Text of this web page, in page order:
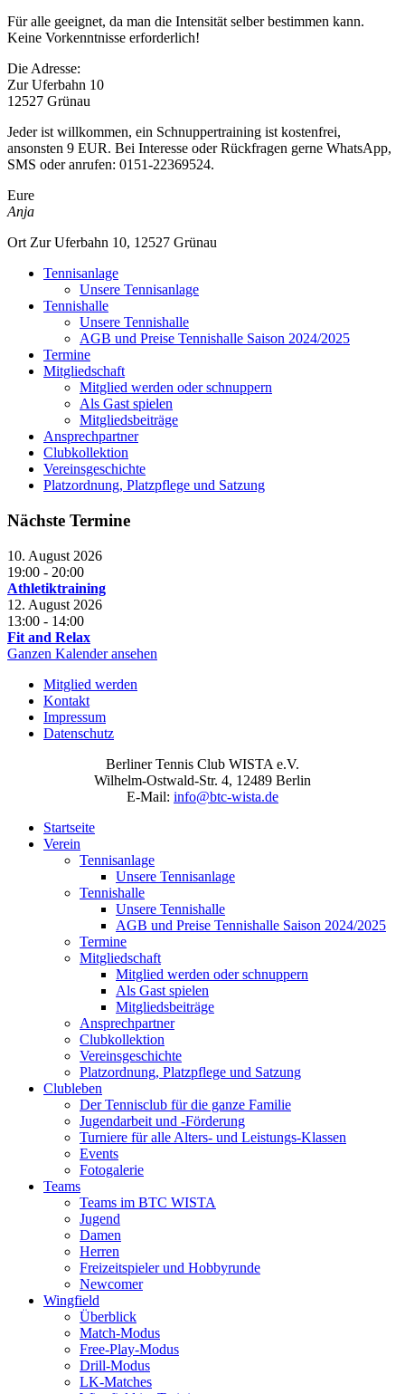
Für alle geeignet, da man die Intensität selber bestimmen kann.
Keine Vorkenntnisse erforderlich!
Die Adresse:
Zur Uferbahn 10
12527 Grünau
Jeder ist willkommen, ein Schnuppertraining ist kostenfrei,
ansonsten 9 EUR. Bei Interesse oder Rückfragen gerne WhatsApp,
SMS oder anrufen: 0151-22369524.
Eure
Anja
Ort Zur Uferbahn 10, 12527 Grünau
Tennisanlage
Unsere Tennisanlage
Tennishalle
Unsere Tennishalle
AGB und Preise Tennishalle Saison 2024/2025
Termine
Mitgliedschaft
Mitglied werden oder schnuppern
Als Gast spielen
Mitgliedsbeiträge
Ansprechpartner
Clubkollektion
Vereinsgeschichte
Platzordnung, Platzpflege und Satzung
Nächste Termine
10. August 2026
19:00 - 20:00
Athletiktraining
12. August 2026
13:00 - 14:00
Fit and Relax
Ganzen Kalender ansehen
Mitglied werden
Kontakt
Impressum
Datenschutz
Berliner Tennis Club WISTA e.V.
Wilhelm-Ostwald-Str. 4, 12489 Berlin
E-Mail: info@btc-wista.de
Startseite
Verein
Tennisanlage
Unsere Tennisanlage
Tennishalle
Unsere Tennishalle
AGB und Preise Tennishalle Saison 2024/2025
Termine
Mitgliedschaft
Mitglied werden oder schnuppern
Als Gast spielen
Mitgliedsbeiträge
Ansprechpartner
Clubkollektion
Vereinsgeschichte
Platzordnung, Platzpflege und Satzung
Clubleben
Der Tennisclub für die ganze Familie
Jugendarbeit und -Förderung
Turniere für alle Alters- und Leistungs-Klassen
Events
Fotogalerie
Teams
Teams im BTC WISTA
Jugend
Damen
Herren
Freizeitspieler und Hobbyrunde
Newcomer
Wingfield
Überblick
Match-Modus
Free-Play-Modus
Drill-Modus
LK-Matches